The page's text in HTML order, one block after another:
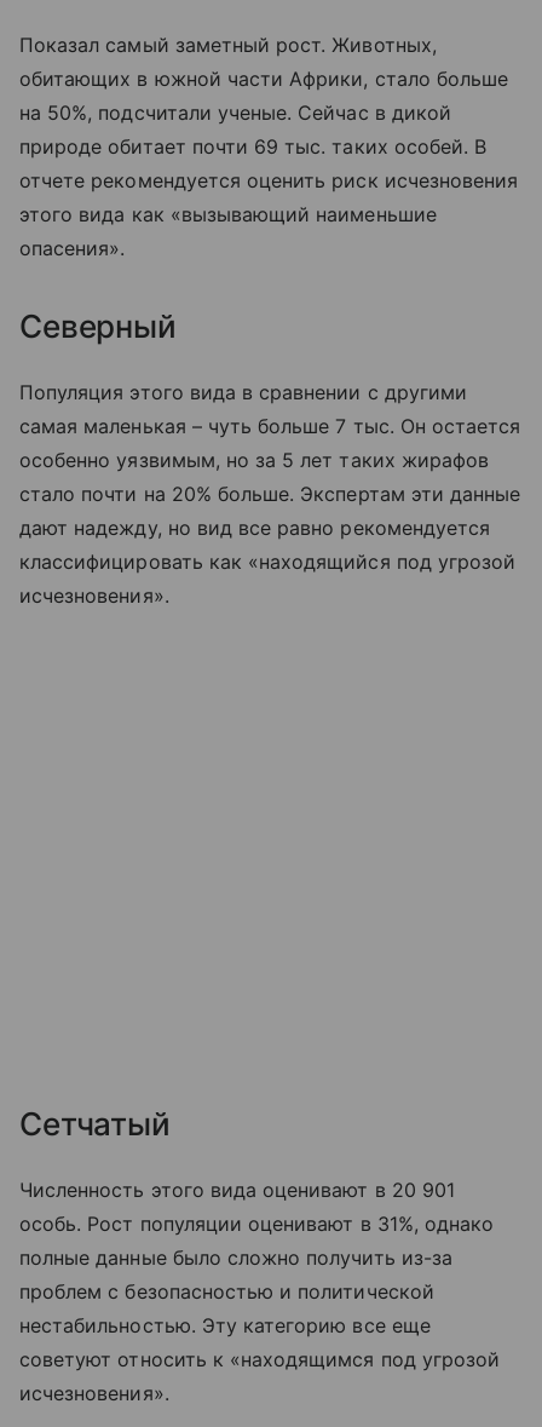
Показал самый заметный рост. Животных,
обитающих в южной части Африки, стало больше
на 50%, подсчитали ученые. Сейчас в дикой
природе обитает почти 69 тыс. таких особей. В
отчете рекомендуется оценить риск исчезновения
этого вида как «вызывающий наименьшие
опасения».
Северный
Популяция этого вида в сравнении с другими
самая маленькая – чуть больше 7 тыс. Он остается
особенно уязвимым, но за 5 лет таких жирафов
стало почти на 20% больше. Экспертам эти данные
дают надежду, но вид все равно рекомендуется
классифицировать как «находящийся под угрозой
исчезновения».
Сетчатый
Численность этого вида оценивают в 20 901
особь. Рост популяции оценивают в 31%, однако
полные данные было сложно получить из-за
проблем с безопасностью и политической
нестабильностью. Эту категорию все еще
советуют относить к «находящимся под угрозой
исчезновения».